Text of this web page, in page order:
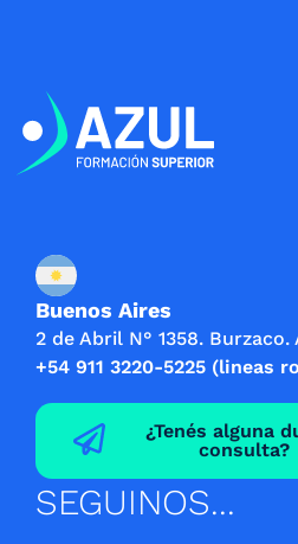
Buenos Aires
2 de Abril N° 1358.
+54 911 3220-5225 (lineas
¿Tenés alguna
consulta?
SEGUINOS...